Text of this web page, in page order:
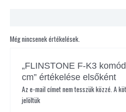
Még nincsenek értékelések.
„FLINSTONE F-K3
cm” értékelése elsőként
Az e-mail címet nem tesszük közzé. A
jelöltük